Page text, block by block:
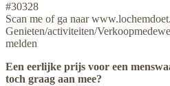
#30328
Scan me of ga naar
Genieten/activiteiten/
melden
Een eerlijke prijs voor een
toch graag aan mee?